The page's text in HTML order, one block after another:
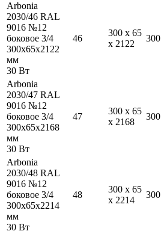
Arbonia
2030/46 RAL
9016 №12
боковое 3/4
300x65x2122
мм
30 Вт
46
300 x 65
x 2122
300
Arbonia
2030/47 RAL
9016 №12
боковое 3/4
300x65x2168
мм
30 Вт
47
300 x 65
x 2168
300
Arbonia
2030/48 RAL
9016 №12
боковое 3/4
300x65x2214
мм
30 Вт
48
300 x 65
x 2214
300